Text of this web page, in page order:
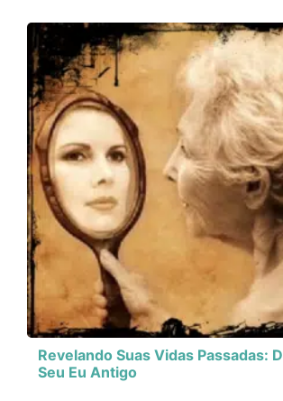
Revelando Suas Vidas Passadas:
Seu Eu Antigo